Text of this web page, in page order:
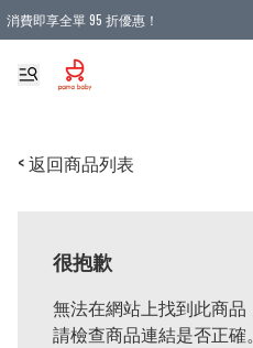
消費即享全單 95 折優惠！
購物滿 HKD 900.00即享免運費優惠！（
< 返回商品列表
很抱歉
無法在網站上找到此商品
請檢查商品連結是否正確。